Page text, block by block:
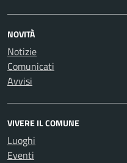
NOVITÀ
Notizie
Comunicati
Avvisi
VIVERE IL COMUNE
Luoghi
Eventi